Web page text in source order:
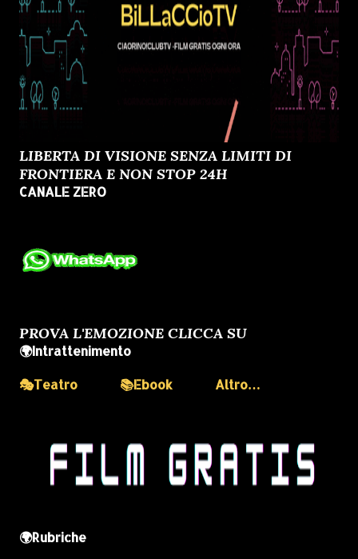
LIBERTA DI VISIONE SENZA LIMITI DI
FRONTIERA E NON STOP 24H
CANALE ZERO
PROVA L'EMOZIONE CLICCA SU
🌍Intrattenimento
🎭Teatro
📚Ebook Altro…
🌍Rubriche